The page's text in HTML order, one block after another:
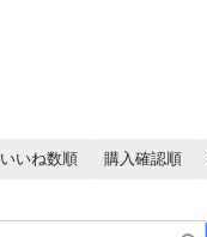
いいね数順 購入確認順